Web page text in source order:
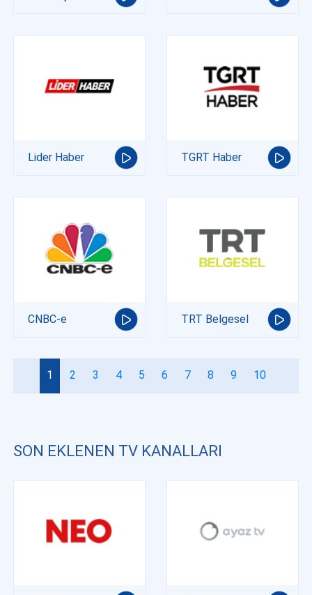
Lider Haber TGRT Haber
CNBC-e TRT Belgesel
1 2 3 4 5 6 7 8 9 10
SON EKLENEN TV KANALLARI